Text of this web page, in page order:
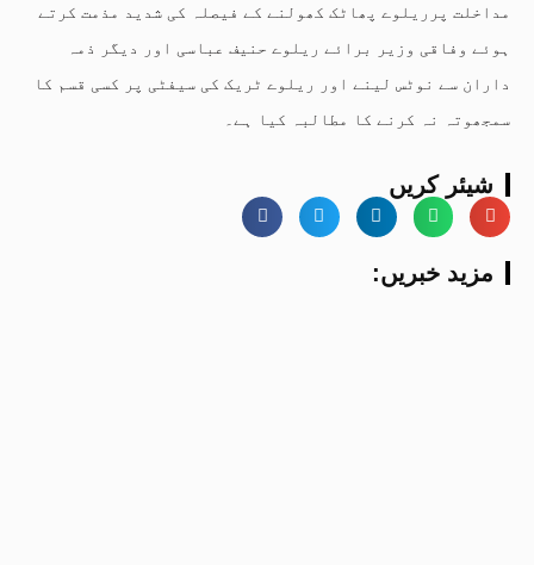
مداخلت پرریلوے پھاٹک کھولنے کے فیصلہ کی شدید مذمت کرتے
ہوئے وفاقی وزیر برائے ریلوے حنیف عباسی اور دیگر ذمہ
داران سے نوٹس لینے اور ریلوے ٹریک کی سیفٹی پر کسی قسم کا
سمجھوتہ نہ کرنے کا مطالبہ کیا ہے۔
شیئر کریں
:مزید خبریں